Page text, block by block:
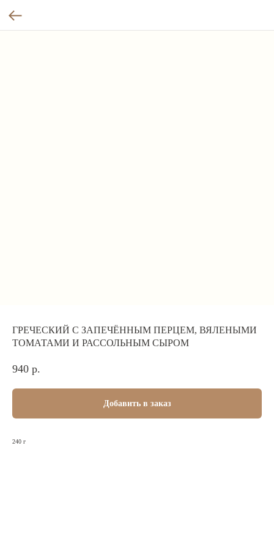
ГРЕЧЕСКИЙ С ЗАПЕЧЁННЫМ ПЕРЦЕМ, ВЯЛЕНЫМИ
ТОМАТАМИ И РАССОЛЬНЫМ СЫРОМ
940 р.
Добавить в заказ
240 г